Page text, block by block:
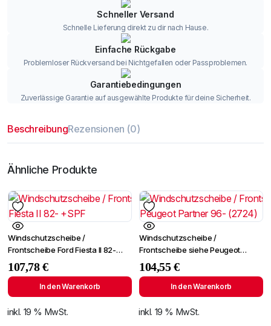
Schneller Versand
Schnelle Lieferung direkt zu dir nach Hause.
Einfache Rückgabe
Problemloser Rückversand bei Nichtgefallen oder Passproblemen.
Garantiebedingungen
Zuverlässige Garantie auf ausgewählte Produkte für deine Sicherheit.
BeschreibungRezensionen (0)
Ähnliche Produkte
Windschutzscheibe /
Frontscheibe Ford Fiesta II 82-
+SPF
107,78€
In den Warenkorb
inkl. 19 % MwSt.
Windschutzscheibe /
Frontscheibe siehe Peugeot
Partner 96- (2724)
104,55€
In den Warenkorb
inkl. 19 % MwSt.